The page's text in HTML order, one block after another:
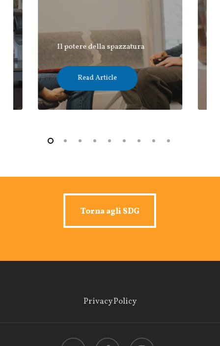
Il potere della spazzatura
Read Article
Torna agli SDG
Torna agli SDG
Privacy Policy
twitter facebook instagram